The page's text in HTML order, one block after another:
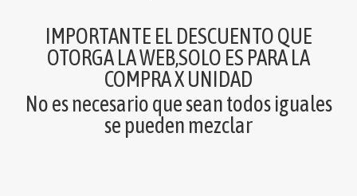
IMPORTANTE EL DESCUENTO QUE
OTORGA LA WEB,SOLO ES PARA LA
COMPRA X UNIDAD
No es necesario que sean todos iguales
se pueden mezclar